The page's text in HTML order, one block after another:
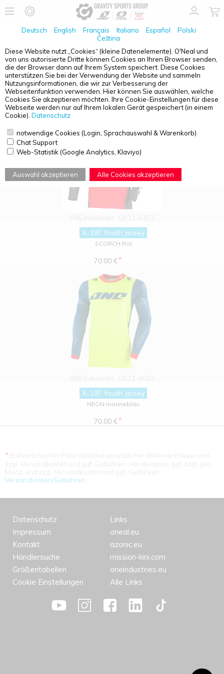
Deutsch English Français Italiano Español
Polski
Čeština
Diese Website nutzt „Cookies“ (kleine Datenelemente). O'Neal und
von uns autorisierte Dritte können Cookies an Ihren Browser senden,
die der Browser dann auf Ihrem System speichert. Diese Cookies
unterstützen Sie bei der Verwendung der Website und sammeln
Nutzungsinformationen, die wir zur Verbesserung der
Webseitenfunktion verwenden. Hier können Sie auswählen, welche
Cookies Sie akzeptieren möchten. Ihre Cookie-Einstellungen für diese
Webseite werden nur auf Ihrem lokalen Gerät gespeichert (in einem
Cookie). Datenschutz
notwendige Cookies (Login, Sprachauswahl & Warenkorb)
Chat Support
Web-Statistik (Google Analytics, Klaviyo)
Auswahl akzeptieren Alle Cookies akzeptieren
PRODUKTÜBERSICHT - X-197
X-197 Youth Jersey
SCORCH Rot
70.00 €*
X-197 Youth Jersey
NEON marineblau
70.00 €*
*
Versandkosten/Gebühren
Datenschutz
Impressum
Kontakt
Händlersuche
Größentabellen
Cookie Einstellungen
Links
oneal.eu
azonic.eu
mission-kini.com
oneindustries.eu
Alle Links